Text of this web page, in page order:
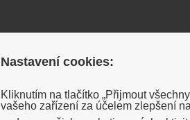
Nastavení cookies:
Kliknutím na tlačítko „Přijmout
vašeho zařízení za účelem zlepšení